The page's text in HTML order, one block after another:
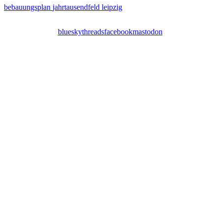
bebauungsplan jahrtausendfeld leipzig
blueskythreadsfacebookmastodon